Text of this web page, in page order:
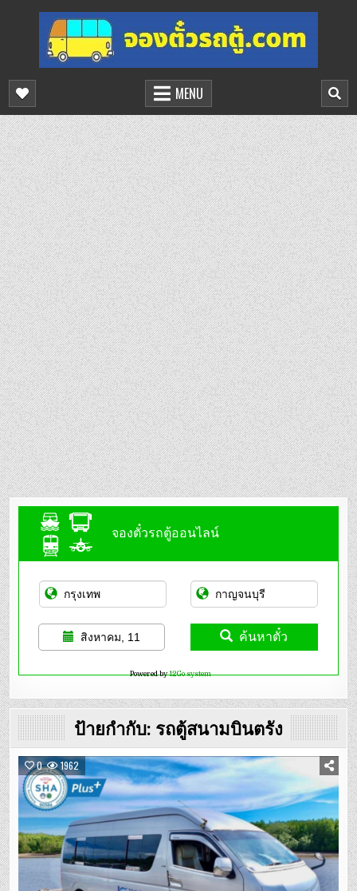
content
จองตั๋วรถตู้ออนไลน์
บริการจองตั๋วรถตู้ออนไลน์
MENU
จองตั๋วรถตู้ออนไลน์
สิงหาคม, 11 ค้นหาตั๋ว
Powered by12Go system
ป้ายกำกับ: รถตู้สนามบินตรัง
0 1962